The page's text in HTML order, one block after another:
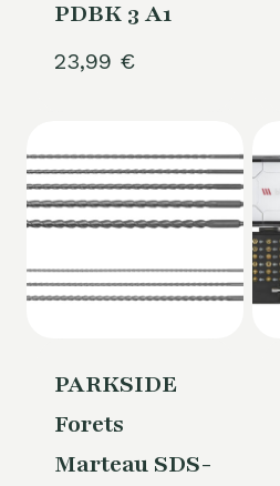
PDBK 3 A1
23,99 €
PARKSIDE
Forets
Marteau SDS-